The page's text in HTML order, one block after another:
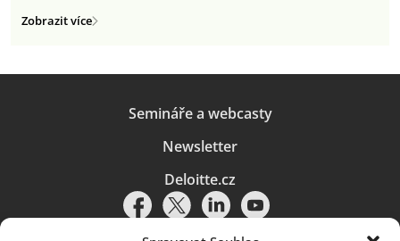
Zobrazit více
Semináře a webcasty
Newsletter
Deloitte.cz